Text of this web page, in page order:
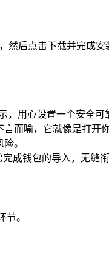
然后点击下载并完成
，用心设置一个安全
而喻，它就像是打开
。
成钱包的导入，无缝
。